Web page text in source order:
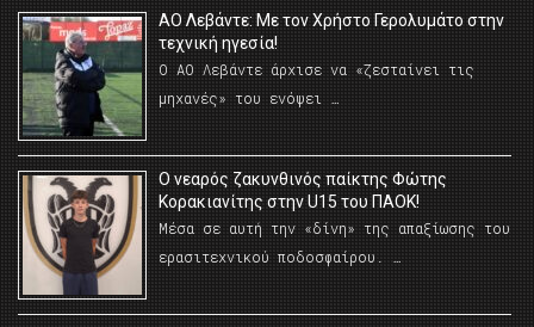
ΑΟ Λεβάντε: Με τον Χρήστο Γερολυμάτο στην
τεχνική ηγεσία!
Ο ΑΟ Λεβάντε άρχισε να «ζεσταίνει τις
μηχανές» του ενόψει …
O νεαρός ζακυνθινός παίκτης Φώτης
Κορακιανίτης στην U15 του ΠΑΟΚ!
Μέσα σε αυτή την «δίνη» της απαξίωσης του
ερασιτεχνικού ποδοσφαίρου. …